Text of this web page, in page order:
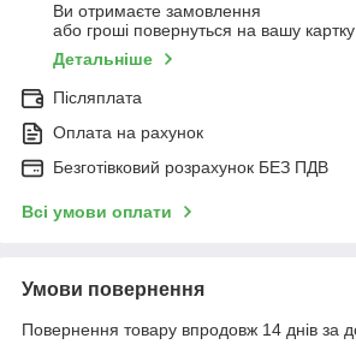
Ви отримаєте замовлення
або гроші повернуться на вашу картку
Детальніше
Післяплата
Оплата на рахунок
Безготівковий розрахунок БЕЗ ПДВ
Всі умови оплати
Умови повернення
Повернення товару впродовж 14 днів за